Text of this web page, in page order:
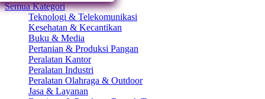
Semua Kategori
Teknologi & Telekomunikasi
Kesehatan & Kecantikan
Buku & Media
Pertanian & Produksi Pangan
Peralatan Kantor
Peralatan Industri
Peralatan Olahraga & Outdoor
Jasa & Layanan